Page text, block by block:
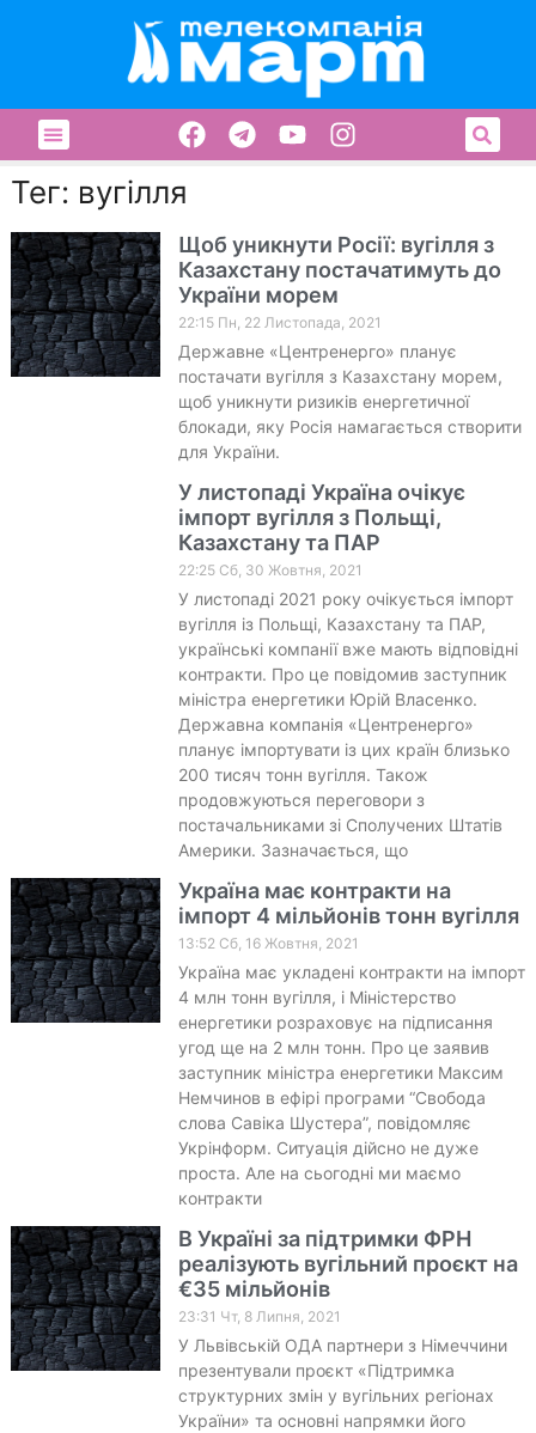
Тег: вугілля
Щоб уникнути Росії: вугілля з
Казахстану постачатимуть до
України морем
22:15 Пн, 22 Листопада, 2021
Державне «Центренерго» планує
постачати вугілля з Казахстану морем,
щоб уникнути ризиків енергетичної
блокади, яку Росія намагається створити
для України.
У листопаді Україна очікує
імпорт вугілля з Польщі,
Казахстану та ПАР
22:25 Сб, 30 Жовтня, 2021
У листопаді 2021 року очікується імпорт
вугілля із Польщі, Казахстану та ПАР,
українські компанії вже мають відповідні
контракти. Про це повідомив заступник
міністра енергетики Юрій Власенко.
Державна компанія «Центренерго»
планує імпортувати із цих країн близько
200 тисяч тонн вугілля. Також
продовжуються переговори з
постачальниками зі Сполучених Штатів
Америки. Зазначається, що
Україна має контракти на
імпорт 4 мільйонів тонн вугілля
13:52 Сб, 16 Жовтня, 2021
Україна має укладені контракти на імпорт
4 млн тонн вугілля, і Міністерство
енергетики розраховує на підписання
угод ще на 2 млн тонн. Про це заявив
заступник міністра енергетики Максим
Немчинов в ефірі програми “Свобода
слова Савіка Шустера”, повідомляє
Укрінформ. Ситуація дійсно не дуже
проста. Але на сьогодні ми маємо
контракти
В Україні за підтримки ФРН
реалізують вугільний проєкт на
€35 мільйонів
23:31 Чт, 8 Липня, 2021
У Львівській ОДА партнери з Німеччини
презентували проєкт «Підтримка
структурних змін у вугільних регіонах
України» та основні напрямки його